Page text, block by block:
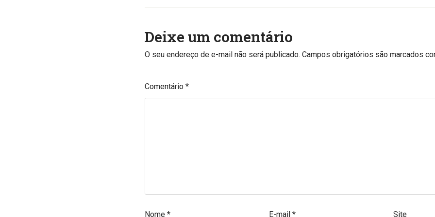
Deixe um comentário
O seu endereço de e-mail não será publicado. Campos obrigatórios são marcados
Comentário*
Nome* E-mail* Site